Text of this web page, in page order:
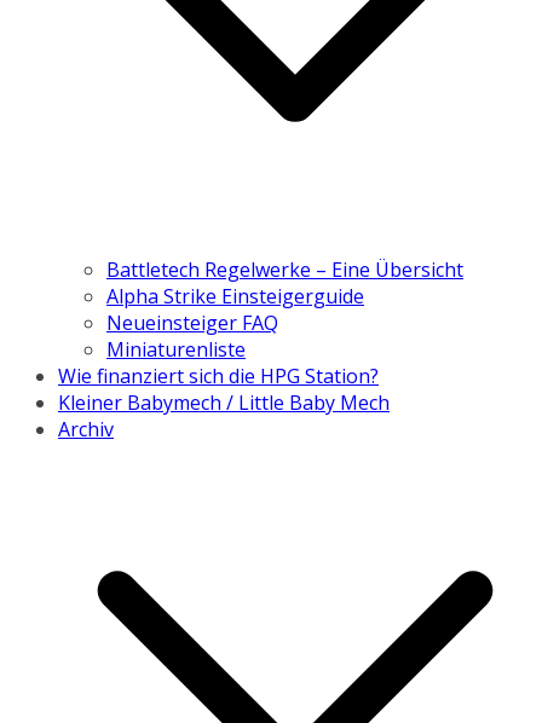
Battletech Regelwerke – Eine Übersicht
Alpha Strike Einsteigerguide
Neueinsteiger FAQ
Miniaturenliste
Wie finanziert sich die HPG Station?
Kleiner Babymech / Little Baby Mech
Archiv